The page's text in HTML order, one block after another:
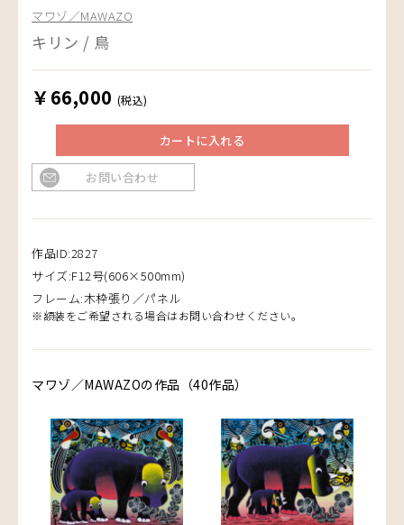
マワゾ／MAWAZO
キリン / 鳥
￥66,000 (税込)
カートに入れる
お問い合わせ
作品ID:2827
サイズ:F12号(606×500mm)
フレーム:木枠張り／パネル
※額装をご希望される場合はお問い合わせください。
マワゾ／MAWAZOの作品（40作品）